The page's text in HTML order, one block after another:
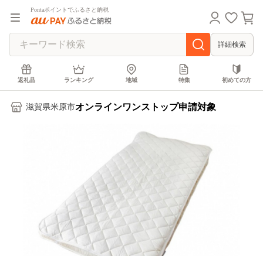
Pontaポイントでふるさと納税
詳細検索
返礼品 ランキング 地域 特集 初めての方
滋賀県米原市オンラインワンストップ申請対象